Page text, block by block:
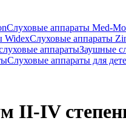
Слуховые аппараты Med-
WidexСлуховые аппараты
аппаратыЗаушные
Слуховые аппараты для
II-IV